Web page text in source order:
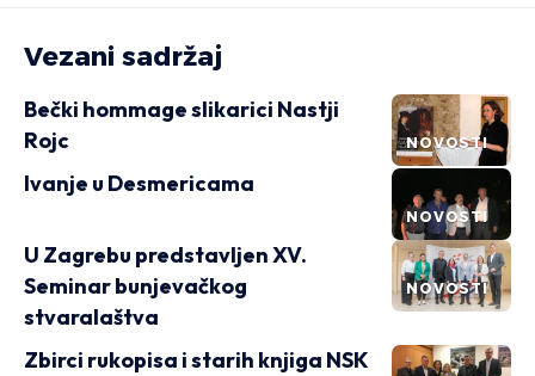
Vezani sadržaj
NOVOSTI
Bečki hommage slikarici Nastji
Rojc
NOVOSTI
Ivanje u Desmericama
NOVOSTI
U Zagrebu predstavljen XV.
Seminar bunjevačkog
stvaralaštva
Zbirci rukopisa i starih knjiga NSK